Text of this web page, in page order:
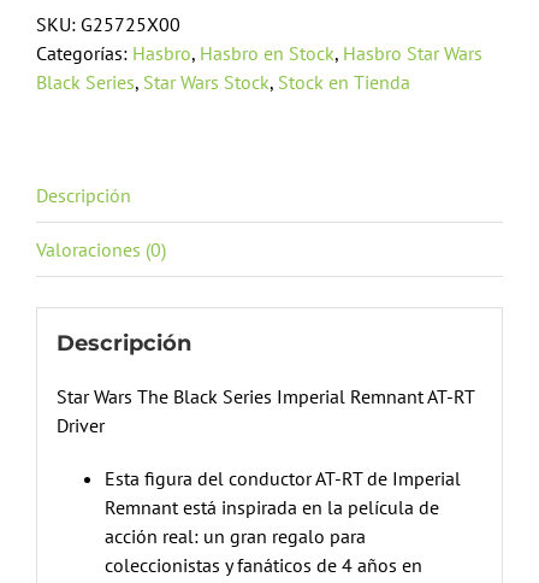
SKU: G25725X00
Categorías: Hasbro, Hasbro en Stock, Hasbro Star Wars
Black Series, Star Wars Stock, Stock en Tienda
Descripción
Valoraciones (0)
Descripción
Star Wars The Black Series Imperial Remnant AT-RT
Driver
Esta figura del conductor AT-RT de Imperial
Remnant está inspirada en la película de
acción real: un gran regalo para
coleccionistas y fanáticos de 4 años en